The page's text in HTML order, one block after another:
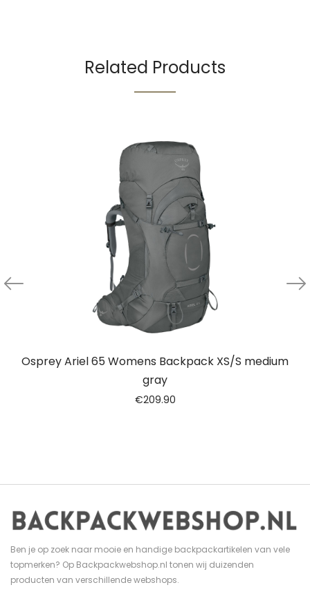
Related Products
Osprey Ariel 65 Womens Backpack XS/S medium
gray
€209.90
Ben je op zoek naar mooie en handige backpackartikelen van vele
topmerken? Op Backpackwebshop.nl tonen wij duizenden
producten van verschillende webshops.